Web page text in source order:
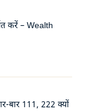
करें – Wealth
बार 111, 222 क्यों